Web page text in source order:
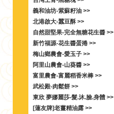
義和油坊-紫蘇籽油 >>
北港啟大-蠶豆酥 >>
自然甜堅果-完全無糖花生醬 >>
新竹福源-花生醬蛋捲 >>
梅山鄉農會-愛玉子 >>
阿里山農會-山葵醬 >>
富里農會-富麗稻香米棒 >>
武松殿-肉鬆餅 >>
東欣 夢娜麗莎-髮.沐.臉.身體 >>
[蓮友牌]老薑精油露 >>